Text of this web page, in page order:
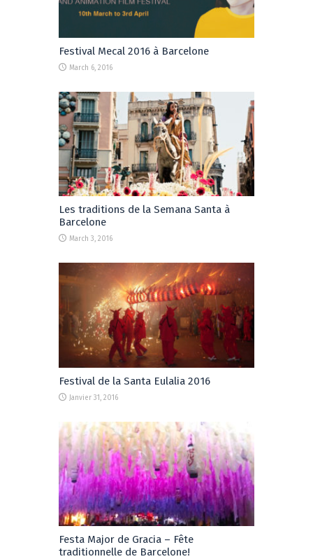
Festival Mecal 2016 à Barcelone
March 6, 2016
Les traditions de la Semana Santa à
Barcelone
March 3, 2016
Festival de la Santa Eulalia 2016
Janvier 31, 2016
Festa Major de Gracia – Fête
traditionnelle de Barcelone!